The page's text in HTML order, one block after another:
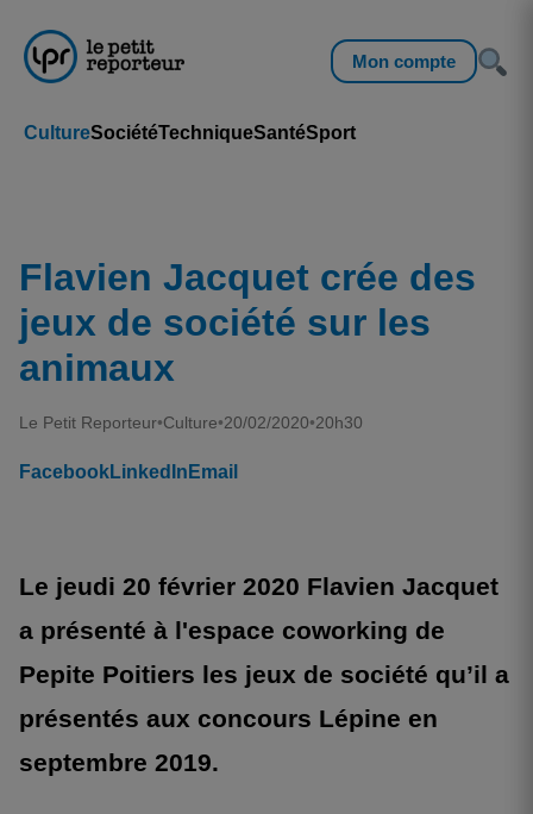
Mon compte
CultureSociétéTechniqueSantéSport
Flavien Jacquet crée des
jeux de société sur les
animaux
Le Petit Reporteur•Culture•20/02/2020•20h30
FacebookLinkedIn Email
Le jeudi 20 février 2020 Flavien Jacquet
a présenté à l'espace coworking de
Pepite Poitiers les jeux de société qu’il a
présentés aux concours Lépine en
septembre 2019.